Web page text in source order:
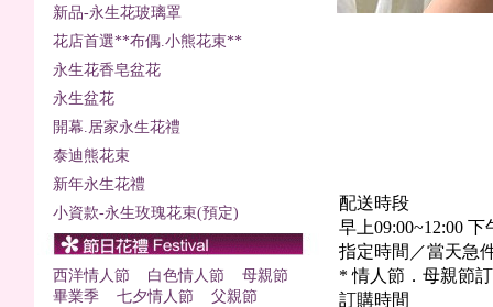
配送時段
早上09:00~12:00 下
指定時間／當天急
* 情人節．母親節
訂購時間
新品-永生花玻璃罩
花店首選**布偶.小熊花束**
永生花香皂盆花
永生盆花
開幕.居家永生花禮
泰迪熊花束
新年永生花禮
小資款-永生玫瑰花束(預定)
西洋情人節 白色情人節
母親節
畢業季
七夕情人節
父親節